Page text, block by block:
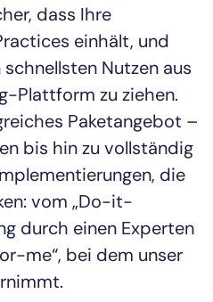
dass Ihre
einhält, und
Nutzen aus
Plattform zu ziehen.
Paketangebot –
bis hin zu vollständig
die
vom „Do-it-
durch einen Experten
me“, bei dem unser